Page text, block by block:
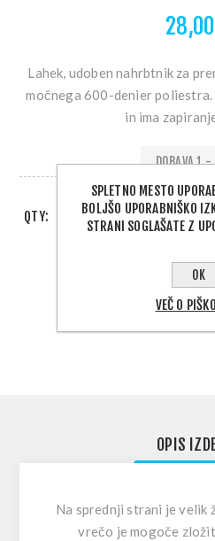
Lahek, udoben nahrbtnik za
močnega 600-denier
in ima
DOBAVA 1
QTY: DODAJ
OPIS
Na sprednji strani je velik
vrečo je mogoče
SPLETNO MESTO
BOLJŠO UPORABNIŠKO
STRANI SOGLAŠATE Z
OK
VEČ O